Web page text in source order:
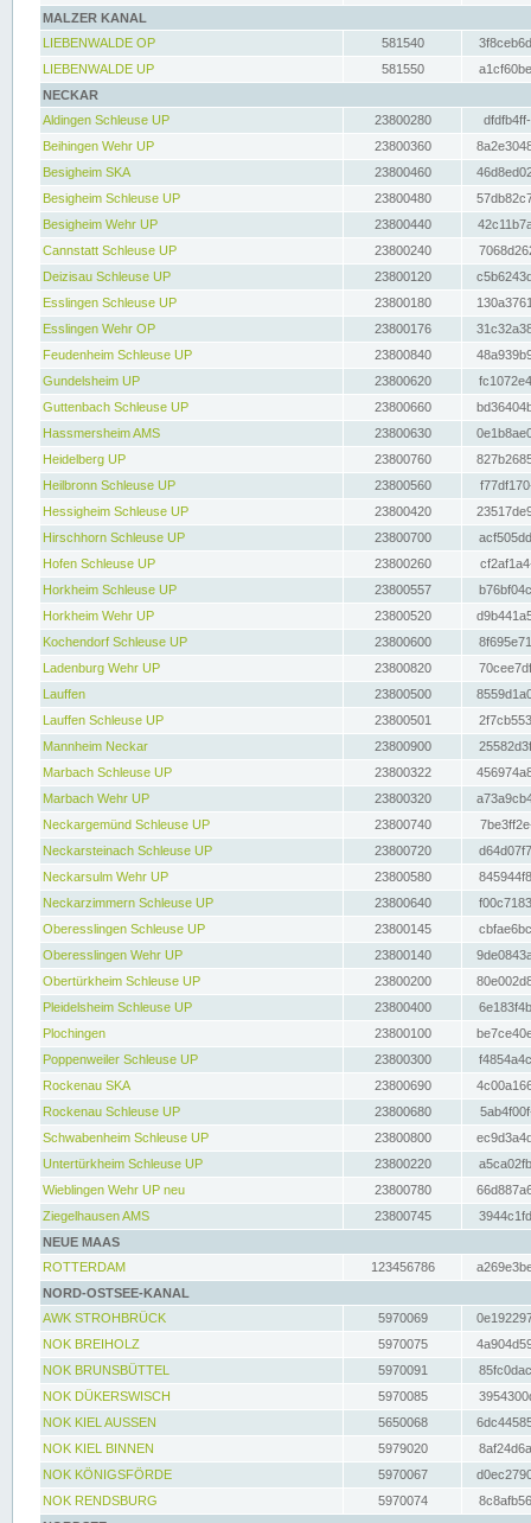
MALZER KANAL
LIEBENWALDE OP
581540
LIEBENWALDE UP
581550
NECKAR
Aldingen Schleuse UP
23800280
Beihingen Wehr UP
23800360
Besigheim SKA
23800460
Besigheim Schleuse UP
23800480
Besigheim Wehr UP
23800440
Cannstatt Schleuse UP
23800240
Deizisau Schleuse UP
23800120
Esslingen Schleuse UP
23800180
Esslingen Wehr OP
23800176
Feudenheim Schleuse UP
23800840
Gundelsheim UP
23800620
Guttenbach Schleuse UP
23800660
Hassmersheim AMS
23800630
Heidelberg UP
23800760
Heilbronn Schleuse UP
23800560
Hessigheim Schleuse UP
23800420
Hirschhorn Schleuse UP
23800700
Hofen Schleuse UP
23800260
Horkheim Schleuse UP
23800557
Horkheim Wehr UP
23800520
Kochendorf Schleuse UP
23800600
Ladenburg Wehr UP
23800820
Lauffen
23800500
Lauffen Schleuse UP
23800501
Mannheim Neckar
23800900
Marbach Schleuse UP
23800322
Marbach Wehr UP
23800320
Neckargemünd Schleuse UP
23800740
Neckarsteinach Schleuse UP
23800720
Neckarsulm Wehr UP
23800580
Neckarzimmern Schleuse UP
23800640
Oberesslingen Schleuse UP
23800145
Oberesslingen Wehr UP
23800140
Obertürkheim Schleuse UP
23800200
Pleidelsheim Schleuse UP
23800400
Plochingen
23800100
Poppenweiler Schleuse UP
23800300
Rockenau SKA
23800690
Rockenau Schleuse UP
23800680
Schwabenheim Schleuse UP
23800800
Untertürkheim Schleuse UP
23800220
Wieblingen Wehr UP neu
23800780
Ziegelhausen AMS
23800745
NEUE MAAS
ROTTERDAM
123456786
NORD-OSTSEE-KANAL
AWK STROHBRÜCK
5970069
NOK BREIHOLZ
5970075
NOK BRUNSBÜTTEL
5970091
NOK DÜKERSWISCH
5970085
NOK KIEL AUSSEN
5650068
NOK KIEL BINNEN
5979020
NOK KÖNIGSFÖRDE
5970067
NOK RENDSBURG
5970074